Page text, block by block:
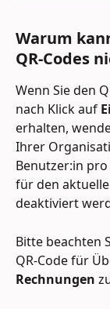
Warum
QR-Codes
Wenn Sie den
nach Klick auf
erhalten,
Ihrer
Benutzer:in pro
für den
deaktiviert
Bitte beachten
QR-Code für
Rechnungen